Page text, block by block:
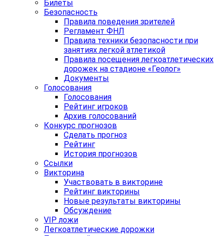
Билеты
Безопасность
Правила поведения зрителей
Регламент ФНЛ
Правила техники безопасности при
занятиях легкой атлетикой
Правила посещения легкоатлетических
дорожек на стадионе «Геолог»
Документы
Голосования
Голосования
Рейтинг игроков
Архив голосований
Конкурс прогнозов
Сделать прогноз
Рейтинг
История прогнозов
Ссылки
Викторина
Участвовать в викторине
Рейтинг викторины
Новые результаты викторины
Обсуждение
VIP ложи
Легкоатлетические дорожки